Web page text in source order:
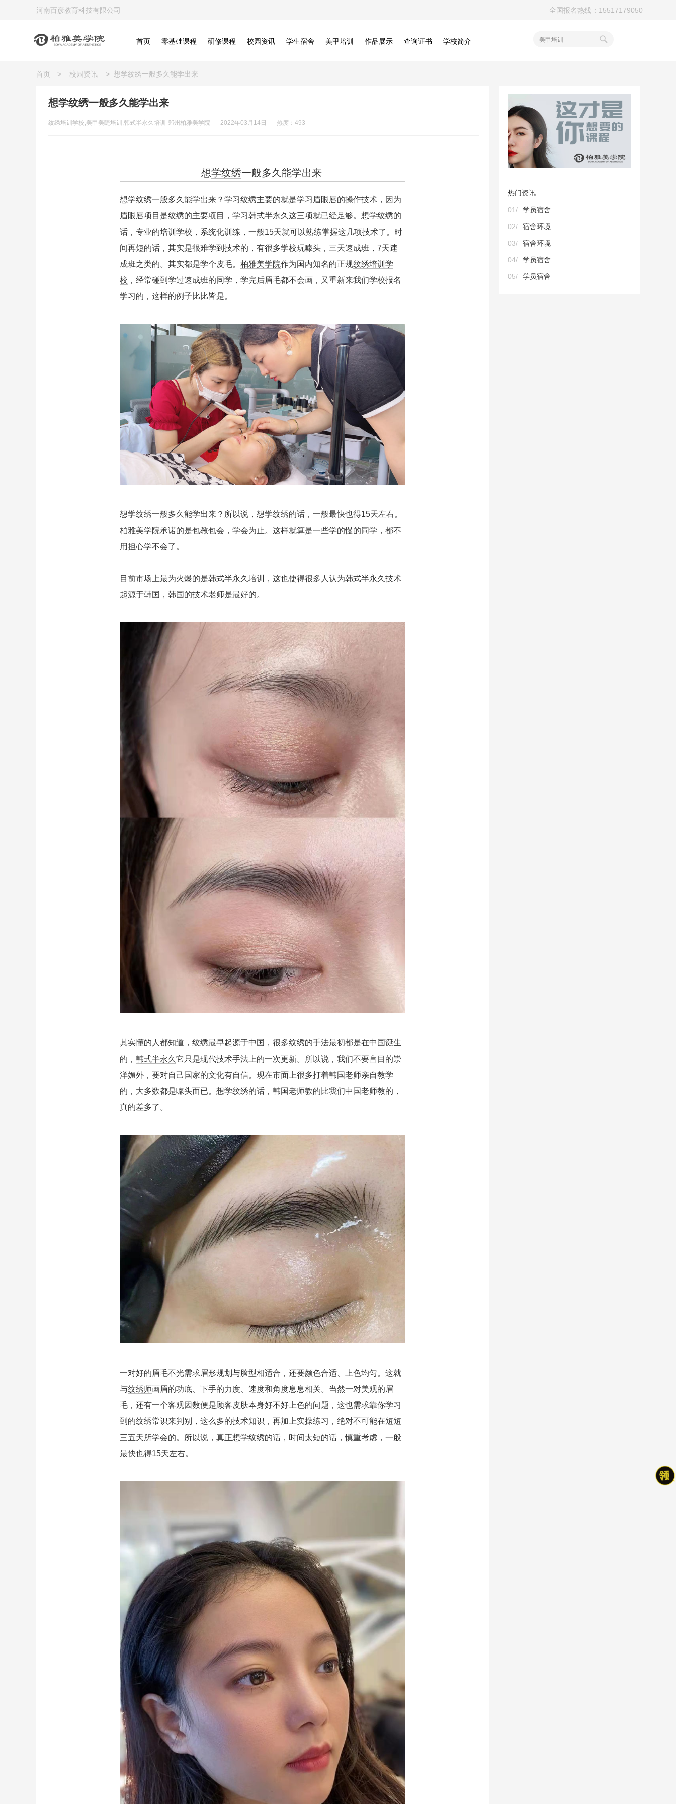
河南百彦教育科技有限公司 全国报名热线：15517179050
首页 零基础课程 研修课程 校园资讯 学生宿舍 美甲培训 作品展示 查询证书 学校简介 美甲培训
首页 > 校园资讯 > 想学纹绣一般多久能学出来
想学纹绣一般多久能学出来
纹绣培训学校,美甲美睫培训,韩式半永久培训-郑州柏雅美学院 2022年03月14日 热度：493
想学纹绣一般多久能学出来
想学纹绣一般多久能学出来？学习纹绣主要的就是学习眉眼唇的操作技术，因为
眉眼唇项目是纹绣的主要项目，学习韩式半永久 这三项就已经足够。想学纹绣的
话，专业的培训学校，系统化训练，一般15天就可以熟练掌握这几项技术了。时
间再短的话，其实是很难学到技术的，有很多学校玩噱头，三天速成班，7天速
成班之类的。其实都是学个皮毛。 柏雅美学院作为国内知名的正规纹绣培训学
校 ，经常碰到学过速成班的同学，学完后眉毛都不会画，又重新来我们学校报名
学习的，这样的例子比比皆是。
想学纹绣一般多久能学出来？所以说，想学纹绣的话，一般最快也得15天左右。
柏雅美学院承诺的是包教包会，学会为止。这样就算是一些学的慢的同学，都不
用担心学不会了。
目前市场上最为火爆的是韩式半永久 培训，这也使得很多人认为韩式半永久 技术
起源于韩国，韩国的技术老师是最好的。
其实懂的人都知道，纹绣最早起源于中国，很多纹绣的手法最初都是在中国诞生
的， 韩式半永久 它只是现代技术手法上的一次更新。所以说，我们不要盲目的崇
洋媚外，要对自己国家的文化有自信。现在市面上很多打着韩国老师亲自教学
的，大多数都是噱头而已。想学纹绣的话，韩国老师教的比我们中国老师教的，
真的差多了。
一对好的眉毛不光需求眉形规划与脸型相适合，还要颜色合适、上色均匀。这就
与纹绣师画眉的功底、下手的力度、速度和角度息息相关。当然一对美观的眉
毛，还有一个客观因数便是顾客皮肤本身好不好上色的问题，这也需求靠你学习
到的纹绣常识来判别，这么多的技术知识，再加上实操练习，绝对不可能在短短
三五天所学会的。所以说，真正想学纹绣的话，时间太短的话，慎重考虑，一般
最快也得15天左右。
热门资讯
01/ 学员宿舍
02/ 宿舍环境
03/ 宿舍环境
04/ 学员宿舍
05/ 学员宿舍